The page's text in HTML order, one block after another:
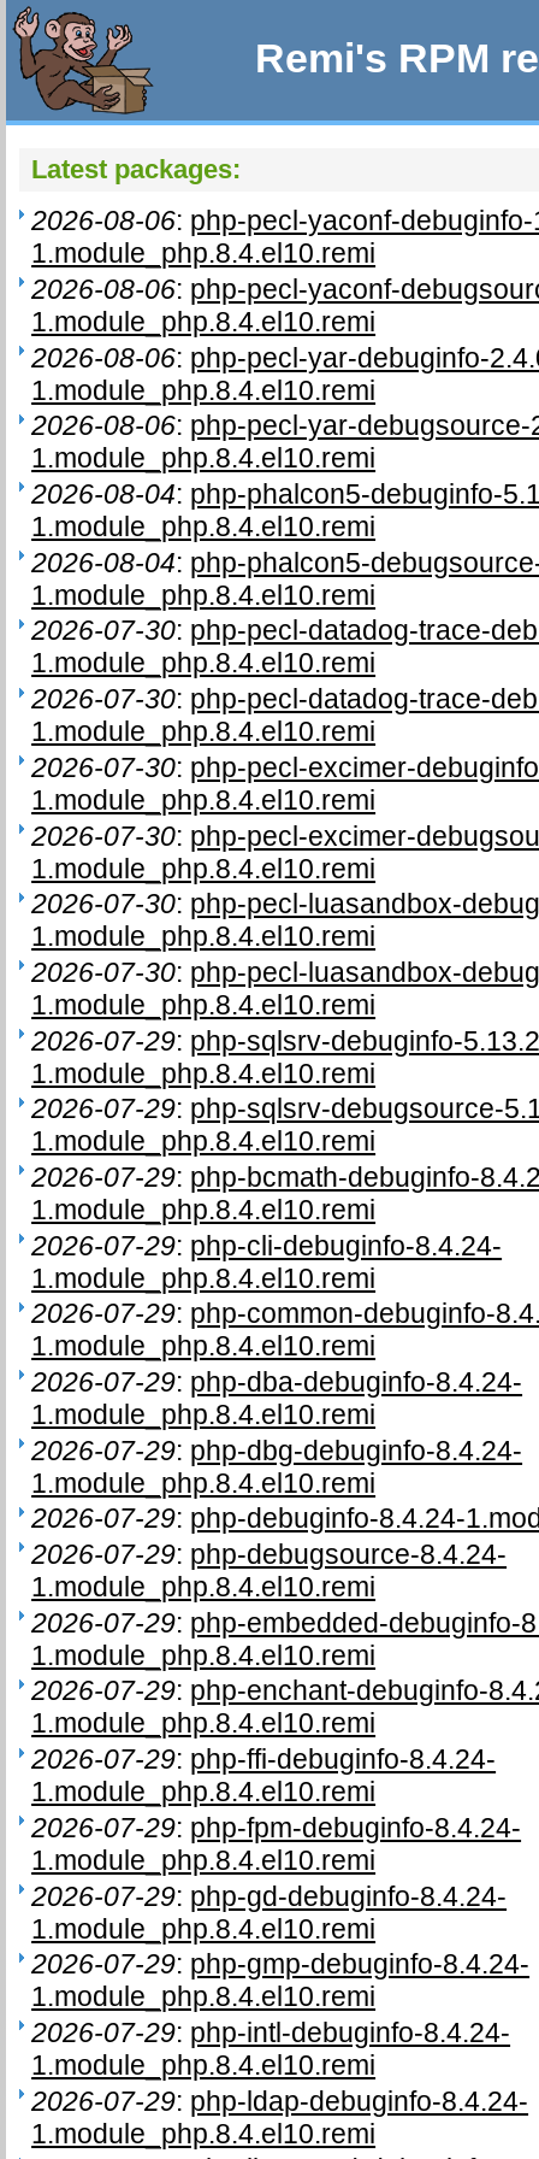
Remi's RPM
Latest packages:
2026-08-06: php-pecl-yaconf-
1.module_php.8.4.el10.remi
2026-08-06: php-pecl-yaconf-
1.module_php.8.4.el10.remi
2026-08-06: php-pecl-yar-debuginfo-
1.module_php.8.4.el10.remi
2026-08-06: php-pecl-yar-debugsource-
1.module_php.8.4.el10.remi
2026-08-04: php-phalcon5-debuginfo-
1.module_php.8.4.el10.remi
2026-08-04: php-phalcon5-
1.module_php.8.4.el10.remi
2026-07-30: php-pecl-datadog-trace-
1.module_php.8.4.el10.remi
2026-07-30: php-pecl-datadog-trace-
1.module_php.8.4.el10.remi
2026-07-30: php-pecl-excimer-
1.module_php.8.4.el10.remi
2026-07-30: php-pecl-excimer-
1.module_php.8.4.el10.remi
2026-07-30: php-pecl-luasandbox-
1.module_php.8.4.el10.remi
2026-07-30: php-pecl-luasandbox-
1.module_php.8.4.el10.remi
2026-07-29: php-sqlsrv-debuginfo-
1.module_php.8.4.el10.remi
2026-07-29: php-sqlsrv-debugsource-
1.module_php.8.4.el10.remi
2026-07-29: php-bcmath-debuginfo-
1.module_php.8.4.el10.remi
2026-07-29: php-cli-debuginfo-8.4.24-
1.module_php.8.4.el10.remi
2026-07-29: php-common-debuginfo-
1.module_php.8.4.el10.remi
2026-07-29: php-dba-debuginfo-8.4.24-
1.module_php.8.4.el10.remi
2026-07-29: php-dbg-debuginfo-8.4.24-
1.module_php.8.4.el10.remi
2026-07-29: php-debuginfo-8.4.24-
2026-07-29: php-debugsource-8.4.24-
1.module_php.8.4.el10.remi
2026-07-29: php-embedded-debuginfo-
1.module_php.8.4.el10.remi
2026-07-29: php-enchant-debuginfo-
1.module_php.8.4.el10.remi
2026-07-29: php-ffi-debuginfo-8.4.24-
1.module_php.8.4.el10.remi
2026-07-29: php-fpm-debuginfo-8.4.24-
1.module_php.8.4.el10.remi
2026-07-29: php-gd-debuginfo-8.4.24-
1.module_php.8.4.el10.remi
2026-07-29: php-gmp-debuginfo-8.4.24-
1.module_php.8.4.el10.remi
2026-07-29: php-intl-debuginfo-8.4.24-
1.module_php.8.4.el10.remi
2026-07-29: php-ldap-debuginfo-8.4.24-
1.module_php.8.4.el10.remi